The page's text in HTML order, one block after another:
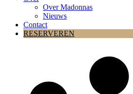
Over Madonnas
Nieuws
Contact
RESERVEREN